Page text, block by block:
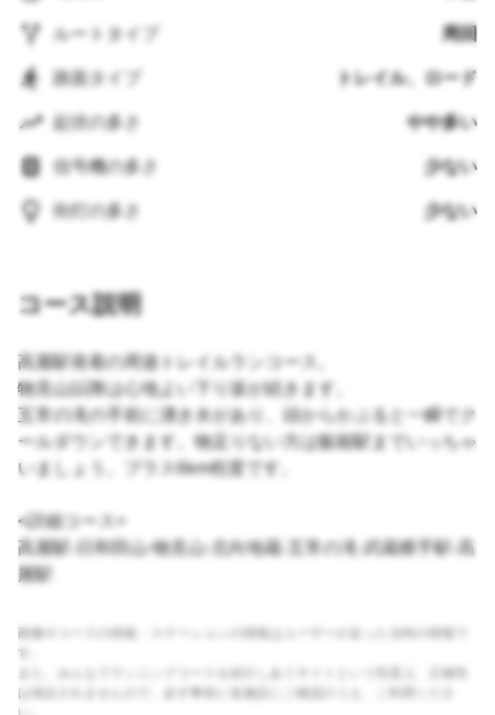
ルートタイプ 周回
路面タイプ トレイル、ロード
起伏の多さ やや多い
信号機の多さ 少ない
街灯の多さ 少ない
コース説明
高麗駅発着の周遊トレイルランコース。
物見山以降は心地よい下り坂が続きます。
五常の滝の手前に湧き水があり、頭からかぶると一瞬でク
ールダウンできます。物足りない方は飯能駅までいっちゃ
いましょう。プラス6km程度です。
<詳細コース>
高麗駅-日和田山-物見山-北向地蔵-五常の滝-武蔵横手駅-高
麗駅
画像やコースの情報・ステーションの情報はユーザーが走った当時の情報で
す。
また、みんなでランニングコースを紹介しあうサイトという性質上、正確性
は保証されませんので、必ず事前に各施設にご確認のうえ、ご利用くださ